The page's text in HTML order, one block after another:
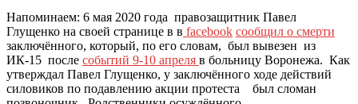
Напоминаем: 6 мая 2020 года правозащитник Павел
Глущенко на своей странице в в facebook сообщил о смерти
заключённого, который, по его словам, был вывезен из
ИК-15 после событий 9-10 апреля в больницу Воронежа. Как
утверждал Павел Глущенко, у заключённого ходе действий
силовиков по подавлению акции протеста был сломан